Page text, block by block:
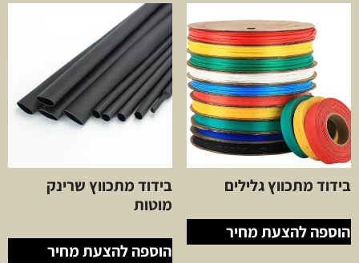
בידוד מתכווץ גלילים
הוספה להצעת מחיר
בידוד מתכווץ שרינק
מוטות
הוספה להצעת מחיר